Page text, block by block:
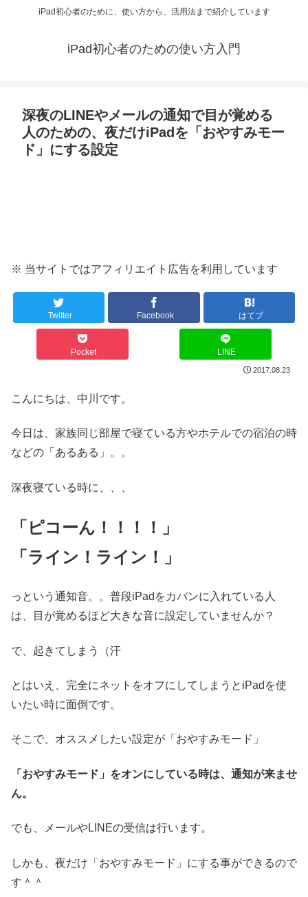
iPad初心者のために、使い方から、活用法まで紹介しています
iPad初心者のための使い方入門
深夜のLINEやメールの通知で目が覚める
人のための、夜だけiPadを「おやすみモー
ド」にする設定
※ 当サイトではアフィリエイト広告を利用しています
Twitter Facebook はてブ
Pocket LINE
2017.08.23
こんにちは、中川です。
今日は、家族同じ部屋で寝ている方やホテルでの宿泊の時
などの「あるある」。。
深夜寝ている時に、、、
「ピコーん！！！！」
「ライン！ライン！」
っという通知音。。普段iPadをカバンに入れている人
は、目が覚めるほど大きな音に設定していませんか？
で、起きてしまう（汗
とはいえ、完全にネットをオフにしてしまうとiPadを使
いたい時に面倒です。
そこで、オススメしたい設定が「おやすみモード」
「おやすみモード」をオンにしている時は、通知が来ませ
ん。
でも、メールやLINEの受信は行います。
しかも、夜だけ「おやすみモード」にする事ができるので
す＾＾